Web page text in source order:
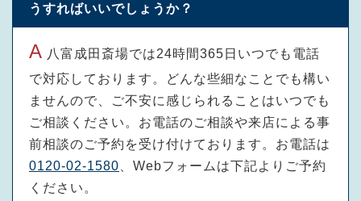
うすればいいでしょうか？
八富成田斎場では24時間365日いつでも電話
で対応しております。どんな些細なことでも構い
ませんので、ご不安に感じられることはいつでも
ご相談ください。お電話のご相談や来店による事
前相談のご予約を受け付けております。 お電話は
0120-02-1580 、Webフォームは下記よりご予約
ください。